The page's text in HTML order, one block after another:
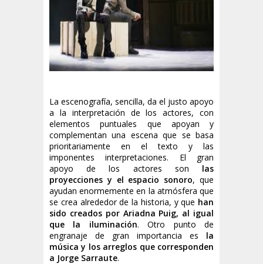
La escenografía, sencilla, da el justo apoyo
a la interpretación de los actores, con
elementos puntuales que apoyan y
complementan una escena que se basa
prioritariamente en el texto y las
imponentes interpretaciones. El gran
apoyo de los actores son las
proyecciones y el espacio sonoro, que
ayudan enormemente en la atmósfera que
se crea alrededor de la historia, y que han
sido creados por Ariadna Puig, al igual
que la iluminación. Otro punto de
engranaje de gran importancia es la
música y los arreglos que corresponden
a Jorge Sarraute.